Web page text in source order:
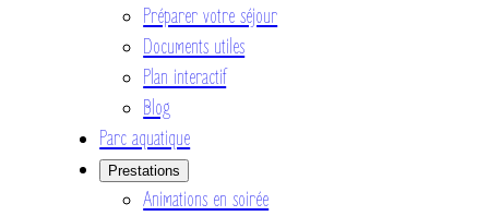
Préparer votre séjour
Documents utiles
Plan interactif
Blog
Parc aquatique
Prestations
Animations en soirée